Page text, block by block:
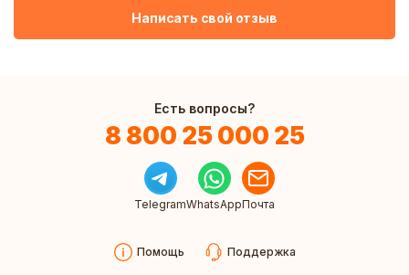
Написать свой отзыв
Есть вопросы?
8 800 25 000 25
TelegramWhatsAppПочта
Помощь Поддержка